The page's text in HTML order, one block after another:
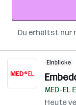
Du erhältst nur
Einblicke
MED-
Heute